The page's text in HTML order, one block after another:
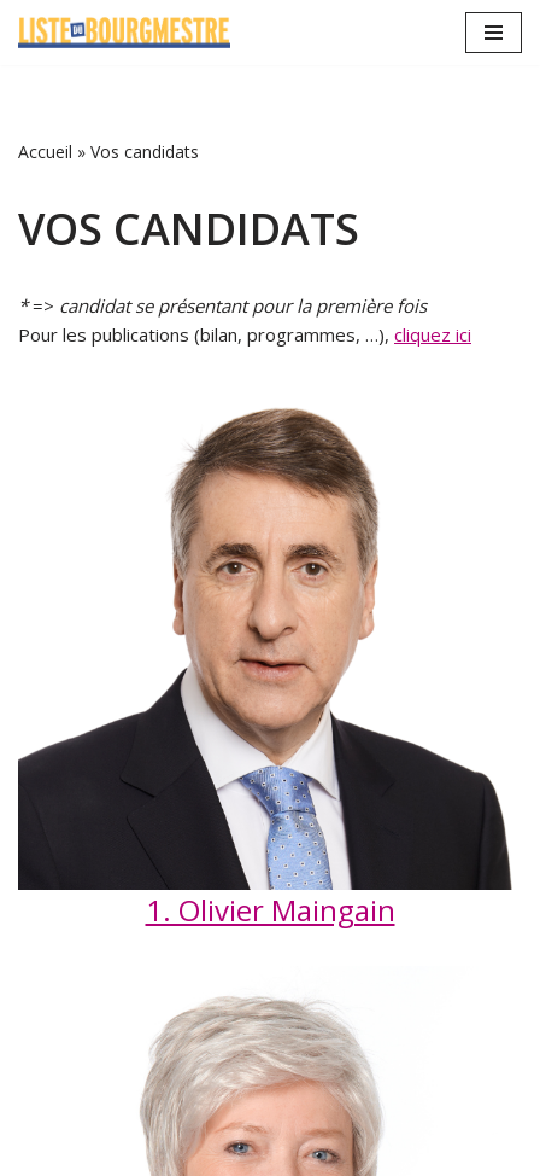
Accueil » Vos candidats
VOS CANDIDATS
*=> candidat se présentant pour la première fois
Pour les publications (bilan, programmes, …), cliquez ici
1. Olivier Maingain